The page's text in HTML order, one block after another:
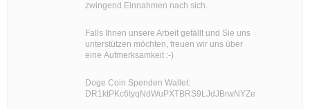
zwingend Einnahmen nach sich.
Falls Ihnen unsere Arbeit gefällt und Sie uns
unterstützen möchten, freuen wir uns über
eine Aufmerksamkeit :-)
Doge Coin Spenden Wallet:
DR1ktPKc6tyqNdWuPXTBRS9LJdJBrwNYZe